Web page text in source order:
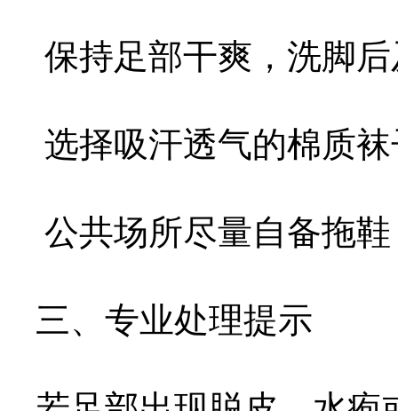
保持足部干爽，洗脚后
选择吸汗透气的棉质袜
公共场所尽量自备拖鞋
三、专业处理提示